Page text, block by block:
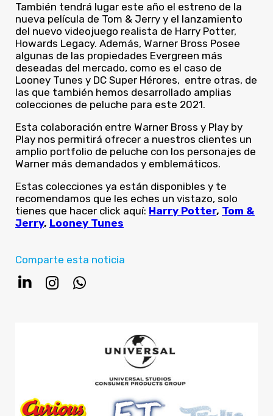
También tendrá lugar este año el estreno de la
nueva película de Tom & Jerry y el lanzamiento
del nuevo videojuego realista de Harry Potter,
Howards Legacy. Además, Warner Bross Posee
algunas de las propiedades Evergreen más
deseadas del mercado, como es el caso de
Looney Tunes y DC Super Hérores, entre otras, de
las que también hemos desarrollado amplias
colecciones de peluche para este 2021.
Esta colaboración entre Warner Bross y Play by
Play nos permitirá ofrecer a nuestros clientes un
amplio portfolio de peluche con los personajes de
Warner más demandados y emblemáticos.
Estas colecciones ya están disponibles y te
recomendamos que les eches un vistazo, solo
tienes que hacer click aquí: Harry Potter, Tom &
Jerry, Looney Tunes
Comparte esta noticia